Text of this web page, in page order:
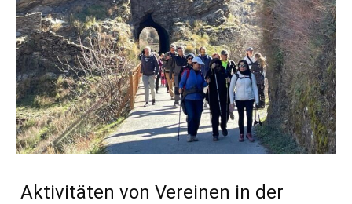
Aktivitäten von Vereinen in der